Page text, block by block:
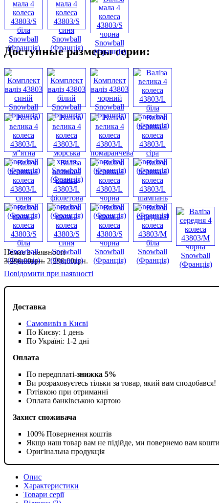
Доставка
Самовивіз в Києві
По Києву: 1 день
По Україні: 1-2 дні
Оплата
По передплаті-знижка 5%
Ви розраховуєтесь тільки за товар, який вам сподобався!
Готівкою при отриманні
Оплата банківською картою
Захист споживача
100% Повернення коштів
Якщо наш товар вам не підійде, ми повернемо вам
Оригінальна продукція
Доступные размеры серии:
Немає в наявності
3 290,00грн. 2 290,00грн.
Повідомити при наявності
Опис
Характеристики
Товари серії